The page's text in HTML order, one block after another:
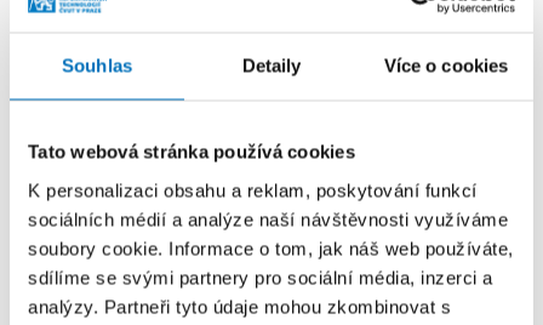
Souhlas Detaily Více o cookies
Tato webová stránka používá cookies
K personalizaci obsahu a reklam, poskytování funkcí
sociálních médií a analýze naší návštěvnosti využíváme
soubory cookie. Informace o tom, jak náš web používáte,
sdílíme se svými partnery pro sociální média, inzerci a
analýzy. Partneři tyto údaje mohou zkombinovat s